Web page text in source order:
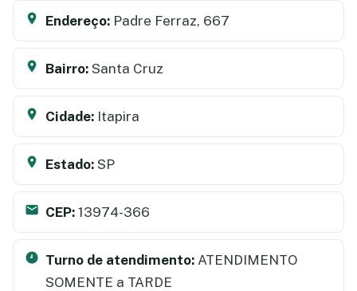
Endereço: Padre Ferraz, 667
Bairro: Santa Cruz
Cidade: Itapira
Estado: SP
CEP: 13974-366
Turno de atendimento: ATENDIMENTO
SOMENTE a TARDE